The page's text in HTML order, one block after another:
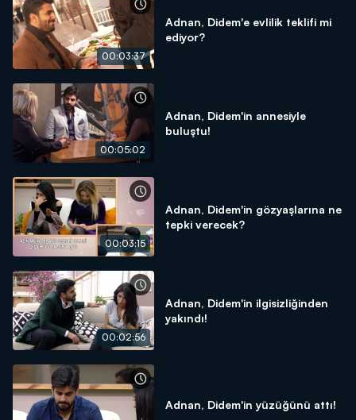
00:03:37
Adnan, Didem'e evlilik teklifi mi
ediyor?
00:05:02
Adnan, Didem'in annesiyle
buluştu!
00:03:15
Adnan, Didem'in gözyaşlarına ne
tepki verecek?
00:02:56
Adnan, Didem'in ilgisizliğinden
yakındı!
Adnan, Didem'in yüzüğünü attı!